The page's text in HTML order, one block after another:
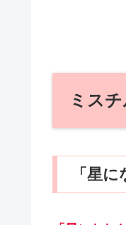
ミス
「星